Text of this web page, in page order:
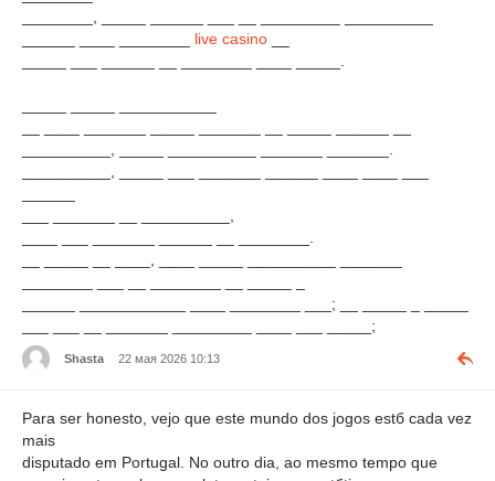
live casino
______ ____________ ____ ________ ___; __ _____ _ _____
___ ___ __ _______ _________ ____ ___ _____;
Shasta 22 мая 2026 10:13
Para ser honesto, vejo que este mundo dos jogos estб cada vez
mais
disputado em Portugal. No outro dia, ao mesmo tempo que